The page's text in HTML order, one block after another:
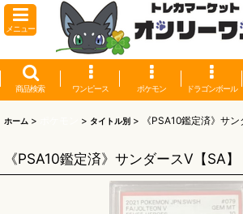
メニュー
商品検索 ワンピース ポケモン ドラゴンボール
ホーム > > タイトル別 > 《PSA10鑑定済》サ
《PSA10鑑定済》サンダースV【SA】